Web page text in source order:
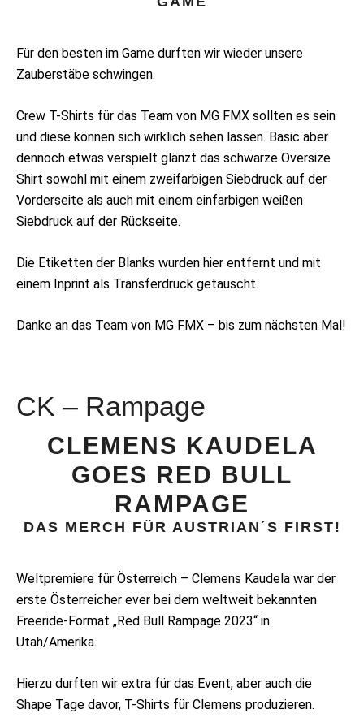
Für den besten im Game durften wir wieder unsere
Zauberstäbe schwingen.
Crew T-Shirts für das Team von MG FMX sollten es sein
und diese können sich wirklich sehen lassen. Basic aber
dennoch etwas verspielt glänzt das schwarze Oversize
Shirt sowohl mit einem zweifarbigen Siebdruck auf der
Vorderseite als auch mit einem einfarbigen weißen
Siebdruck auf der Rückseite.
Die Etiketten der Blanks wurden hier entfernt und mit
einem Inprint als Transferdruck getauscht.
Danke an das Team von MG FMX – bis zum nächsten Mal!
CK – Rampage
CLEMENS KAUDELA
GOES RED BULL
RAMPAGE
DAS MERCH FÜR AUSTRIAN´S FIRST!
Weltpremiere für Österreich – Clemens Kaudela war der
erste Österreicher ever bei dem weltweit bekannten
Freeride-Format „Red Bull Rampage 2023“ in
Utah/Amerika.
Hierzu durften wir extra für das Event, aber auch die
Shape Tage davor, T-Shirts für Clemens produzieren.